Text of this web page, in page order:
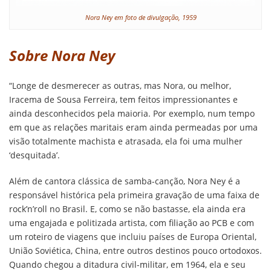
Nora Ney em foto de divulgação, 1959
Sobre Nora Ney
“Longe de desmerecer as outras, mas Nora, ou melhor,
Iracema de Sousa Ferreira, tem feitos impressionantes e
ainda desconhecidos pela maioria. Por exemplo, num tempo
em que as relações maritais eram ainda permeadas por uma
visão totalmente machista e atrasada, ela foi uma mulher
‘desquitada’.
Além de cantora clássica de samba-canção, Nora Ney é a
responsável histórica pela primeira gravação de uma faixa de
rock’n’roll no Brasil. E, como se não bastasse, ela ainda era
uma engajada e politizada artista, com filiação ao PCB e com
um roteiro de viagens que incluiu países de Europa Oriental,
União Soviética, China, entre outros destinos pouco ortodoxos.
Quando chegou a ditadura civil-militar, em 1964, ela e seu